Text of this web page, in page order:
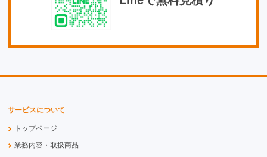
サービスについて
トップページ
業務内容・取扱商品